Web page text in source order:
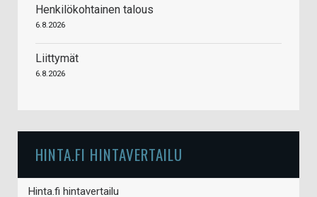
Henkilökohtainen talous
6.8.2026
Liittymät
6.8.2026
HINTA.FI HINTAVERTAILU
Hinta.fi hintavertailu